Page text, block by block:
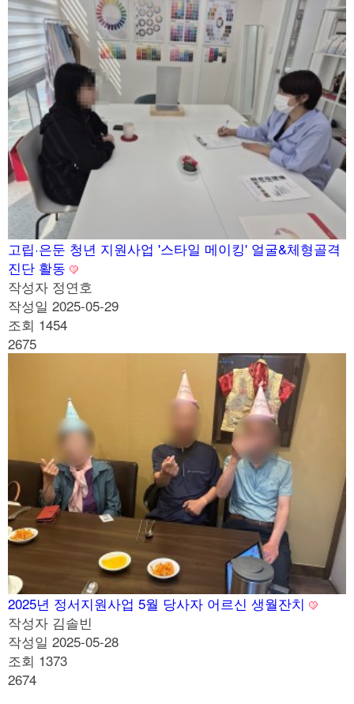
고립·은둔 청년 지원사업 '스타일 메이킹' 얼굴&체형골격
진단 활동
작성자 정연호
작성일 2025-05-29
조회 1454
2675
2025년 정서지원사업 5월 당사자 어르신 생월잔치
작성자 김솔빈
작성일 2025-05-28
조회 1373
2674